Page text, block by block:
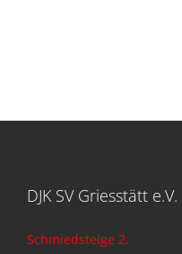
DJK SV Griesstätt e.V.
Schmiedsteige 2,